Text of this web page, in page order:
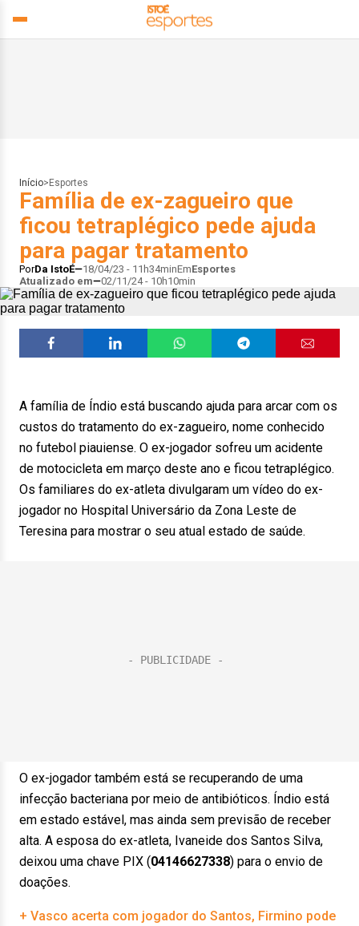
Início> Esportes
Família de ex-zagueiro que
ficou tetraplégico pede ajuda
para pagar tratamento
PorDa IstoÉ 18/04/23 - 11h34minEmEsportes
Atualizado em
02/11/24 - 10h10min
A família de Índio está buscando ajuda para arcar com os
custos do tratamento do ex-zagueiro, nome conhecido
no futebol piauiense. O ex-jogador sofreu um acidente
de motocicleta em março deste ano e ficou tetraplégico.
Os familiares do ex-atleta divulgaram um vídeo do ex-
jogador no Hospital Universário da Zona Leste de
Teresina para mostrar o seu atual estado de saúde.
O ex-jogador também está se recuperando de uma
infecção bacteriana por meio de antibióticos. Índio está
em estado estável, mas ainda sem previsão de receber
alta. A esposa do ex-atleta, Ivaneide dos Santos Silva,
deixou uma chave PIX (04146627338) para o envio de
doações.
+ Vasco acerta com jogador do Santos, Firmino pode